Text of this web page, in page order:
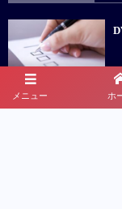
メニュー ホ